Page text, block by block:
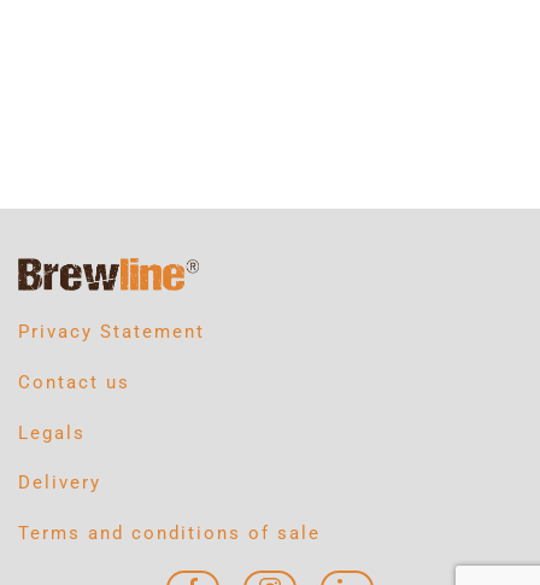
Privacy Statement
Contact us
Legals
Delivery
Terms and conditions of sale